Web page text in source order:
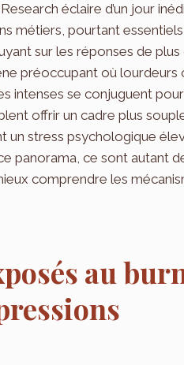
éclaire d’un jour
métiers, pourtant
sur les réponses de
préoccupant où lourdeurs
intenses se conjuguent
offrir un cadre plus
stress psychologique
panorama, ce sont autant
comprendre les
au